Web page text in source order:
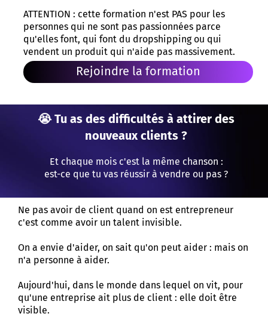
ATTENTION : cette formation n'est PAS pour les
personnes qui ne sont pas passionnées parce
qu'elles font, qui font du dropshipping ou qui
vendent un produit qui n'aide pas massivement.
Rejoindre la formation
😭 Tu as des difficultés à attirer des
nouveaux clients ?
Et chaque mois c'est la même chanson :
est-ce que tu vas réussir à vendre ou pas ?
Ne pas avoir de client quand on est entrepreneur
c'est comme avoir un talent invisible.
On a envie d'aider, on sait qu'on peut aider : mais on
n'a personne à aider.
Aujourd'hui, dans le monde dans lequel on vit, pour
qu'une entreprise ait plus de client : elle doit être
visible.